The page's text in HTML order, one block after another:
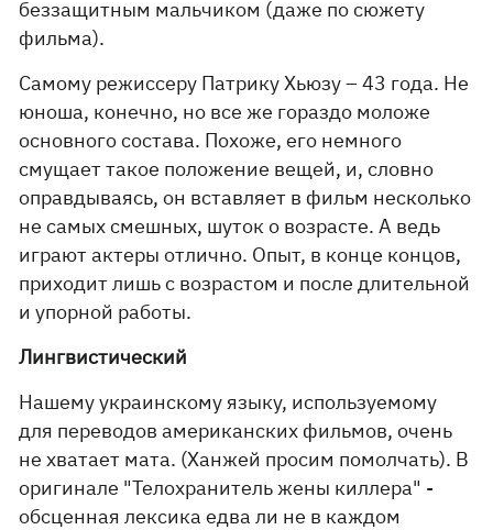
беззащитным мальчиком (даже по сюжету
фильма).
Самому режиссеру Патрику Хьюзу – 43 года. Не
юноша, конечно, но все же гораздо моложе
основного состава. Похоже, его немного
смущает такое положение вещей, и, словно
оправдываясь, он вставляет в фильм несколько
не самых смешных, шуток о возрасте. А ведь
играют актеры отлично. Опыт, в конце концов,
приходит лишь с возрастом и после длительной
и упорной работы.
Лингвистический
Нашему украинскому языку, используемому
для переводов американских фильмов, очень
не хватает мата. (Ханжей просим помолчать). В
оригинале "Телохранитель жены киллера" -
обсценная лексика едва ли не в каждом